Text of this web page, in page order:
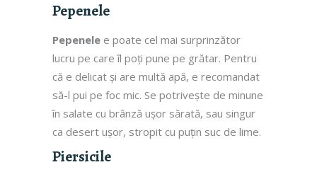
Pepenele
Pepenele e poate cel mai surprinzător
lucru pe care îl poți pune pe grătar. Pentru
că e delicat și are multă apă, e recomandat
să-l pui pe foc mic. Se potrivește de minune
în salate cu brânză ușor sărată, sau singur
ca desert ușor, stropit cu puțin suc de lime.
Piersicile